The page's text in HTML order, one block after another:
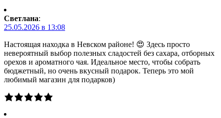
Светлана:
25.05.2026 в 13:08
Настоящая находка в Невском районе! 😍 Здесь просто
невероятный выбор полезных сладостей без сахара, отборных
орехов и ароматного чая. Идеальное место, чтобы собрать
бюджетный, но очень вкусный подарок. Теперь это мой
любимый магазин для подарков)